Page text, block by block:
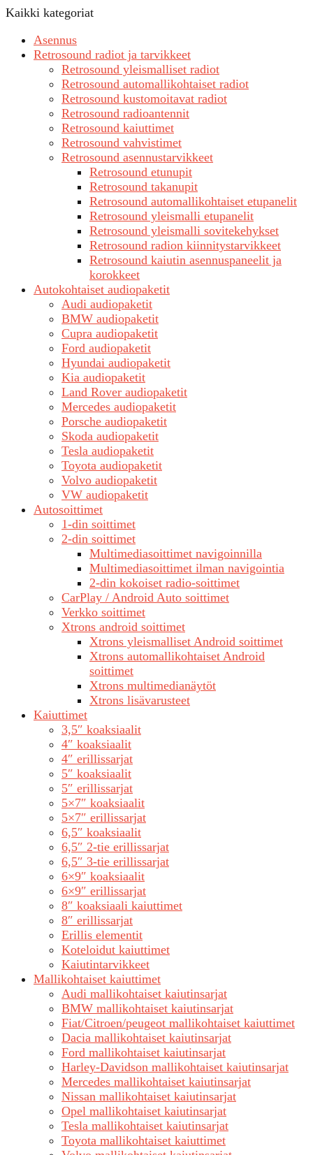
Kaikki kategoriat
Asennus
Retrosound radiot ja tarvikkeet
Retrosound yleismalliset radiot
Retrosound automallikohtaiset radiot
Retrosound kustomoitavat radiot
Retrosound radioantennit
Retrosound kaiuttimet
Retrosound vahvistimet
Retrosound asennustarvikkeet
Retrosound etunupit
Retrosound takanupit
Retrosound automallikohtaiset etupanelit
Retrosound yleismalli etupanelit
Retrosound yleismalli sovitekehykset
Retrosound radion kiinnitystarvikkeet
Retrosound kaiutin asennuspaneelit ja
korokkeet
Autokohtaiset audiopaketit
Audi audiopaketit
BMW audiopaketit
Cupra audiopaketit
Ford audiopaketit
Hyundai audiopaketit
Kia audiopaketit
Land Rover audiopaketit
Mercedes audiopaketit
Porsche audiopaketit
Skoda audiopaketit
Tesla audiopaketit
Toyota audiopaketit
Volvo audiopaketit
VW audiopaketit
Autosoittimet
1-din soittimet
2-din soittimet
Multimediasoittimet navigoinnilla
Multimediasoittimet ilman navigointia
2-din kokoiset radio-soittimet
CarPlay / Android Auto soittimet
Verkko soittimet
Xtrons android soittimet
Xtrons yleismalliset Android soittimet
Xtrons automallikohtaiset Android
soittimet
Xtrons multimedianäytöt
Xtrons lisävarusteet
Kaiuttimet
3,5″ koaksiaalit
4″ koaksiaalit
4″ erillissarjat
5″ koaksiaalit
5″ erillissarjat
5×7″ koaksiaalit
5×7″ erillissarjat
6,5″ koaksiaalit
6,5″ 2-tie erillissarjat
6,5″ 3-tie erillissarjat
6×9″ koaksiaalit
6×9″ erillissarjat
8″ koaksiaali kaiuttimet
8″ erillissarjat
Erillis elementit
Koteloidut kaiuttimet
Kaiutintarvikkeet
Mallikohtaiset kaiuttimet
Audi mallikohtaiset kaiutinsarjat
BMW mallikohtaiset kaiutinsarjat
Fiat/Citroen/peugeot mallikohtaiset kaiuttimet
Dacia mallikohtaiset kaiutinsarjat
Ford mallikohtaiset kaiutinsarjat
Harley-Davidson mallikohtaiset kaiutinsarjat
Mercedes mallikohtaiset kaiutinsarjat
Nissan mallikohtaiset kaiutinsarjat
Opel mallikohtaiset kaiutinsarjat
Tesla mallikohtaiset kaiutinsarjat
Toyota mallikohtaiset kaiuttimet